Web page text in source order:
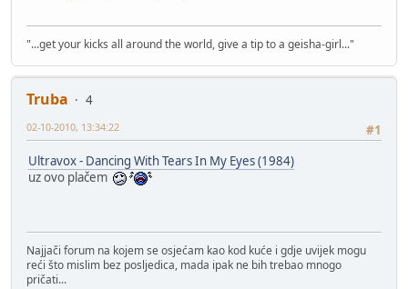
"...get your kicks all around the world, give a tip to a geisha-girl..."
Truba
4
#1
02-10-2010, 13:34:22
Ultravox - Dancing With Tears In My Eyes (1984)
uz ovo plačem
Najjači forum na kojem se osjećam kao kod kuće i gdje uvijek mogu
reći što mislim bez posljedica, mada ipak ne bih trebao mnogo
pričati...